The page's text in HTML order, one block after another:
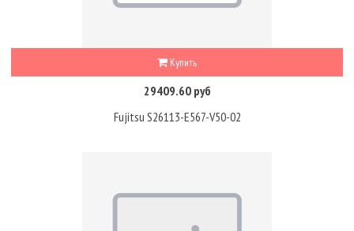
Купить
29409.60 руб
Fujitsu S26113-E567-V50-02